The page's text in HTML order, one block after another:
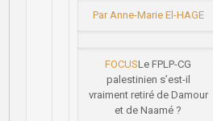
Par Anne-Marie El-HAGE
FOCUSLe FPLP-CG
palestinien s’est-il
vraiment retiré de Damour
et de Naamé ?